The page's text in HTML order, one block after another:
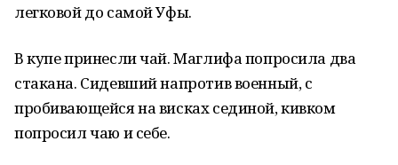
легковой до самой Уфы.
В купе принесли чай. Маглифа попросила два
стакана. Сидевший напротив военный, с
пробивающейся на висках седи­ной, кивком
попросил чаю и себе.